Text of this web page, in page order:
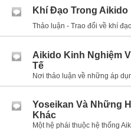
Khí Đạo Trong Aikido
Thảo luận - Trao đổi về khí
Aikido Kinh Nghiệm
Tế
Nơi thảo luận về những áp
Yoseikan Và Những
Khác
Một hệ phái thuộc hệ thống